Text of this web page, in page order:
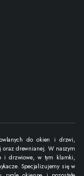
do okien i drzwi,
oraz drewnianej. W naszym
i drzwiowe, w tym klamki,
Specjalizujemy się w